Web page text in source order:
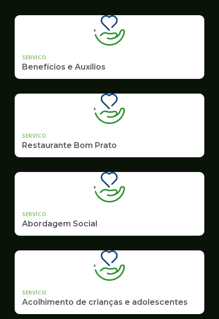
SERVICO
Benefícios e Auxílios
SERVICO
Restaurante Bom Prato
SERVICO
Abordagem Social
SERVICO
Acolhimento de crianças e adolescentes